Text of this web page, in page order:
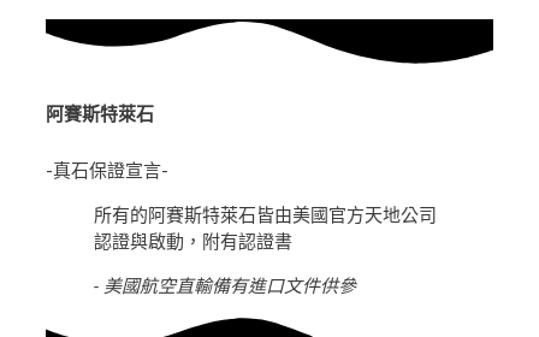
阿賽斯特萊石
-真石保證宣言-
所有的阿賽斯特萊石皆由美國官方天地公司
認證與啟動，附有認證書
- 美國航空直輸備有進口文件供參